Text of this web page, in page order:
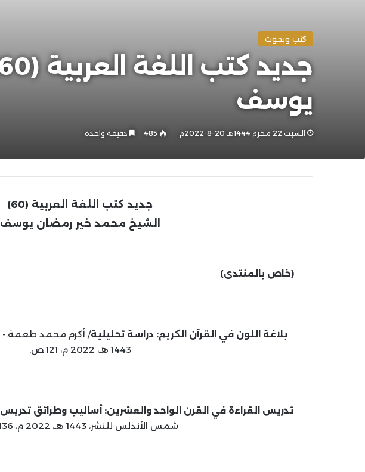
كتب وبحوث
يوسف
السبت 22 محرم 1444هـ 20-8-2022م 485 دقيقة واحدة
جديد كتب اللغة العربية (60)
الشيخ محمد خير رمضان يوسف
(خاص بالمنتدى)
بلاغة اللون في القرآن الكريم: دراسة تحليلية/ أكرم محمد طعمة.-
1443 هـ، 2022 م، 121 ص.
تدريس القراءة في القرن الواحد والعشرين: أساليب وطرائق
شمس الأندلس للنشر، 1443 هـ، 2022 م، 136 ص.